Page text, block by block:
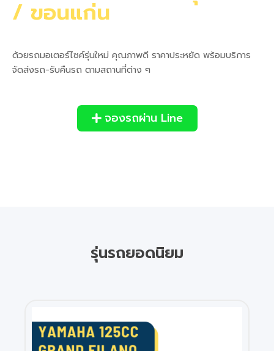
/ ขอนแก่น
ด้วยรถมอเตอร์ไซค์รุ่นใหม่ คุณภาพดี ราคาประหยัด พร้อมบริการ
จัดส่งรถ-รับคืนรถ ตามสถานที่ต่าง ๆ
จองรถผ่าน Line
รุ่นรถยอดนิยม